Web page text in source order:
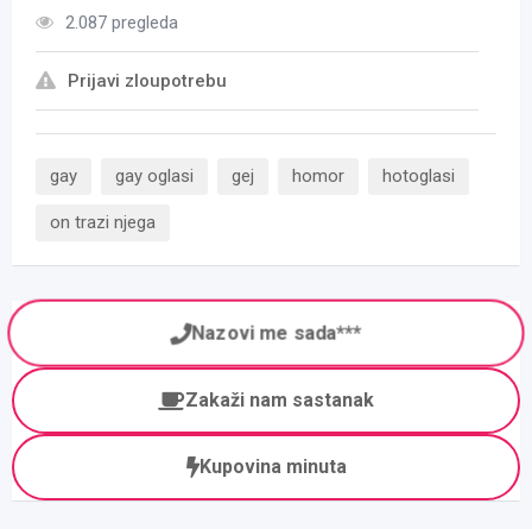
2.087 pregleda
Prijavi zloupotrebu
gay gay oglasi gej homor hotoglasi
on trazi njega
Nazovi me sada***
Zakaži nam sastanak
Kupovina minuta